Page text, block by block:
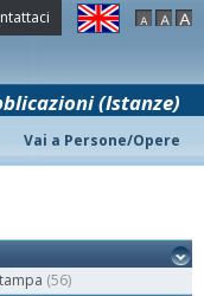
(Istanze)
Vai a Persone/Opere
(56)